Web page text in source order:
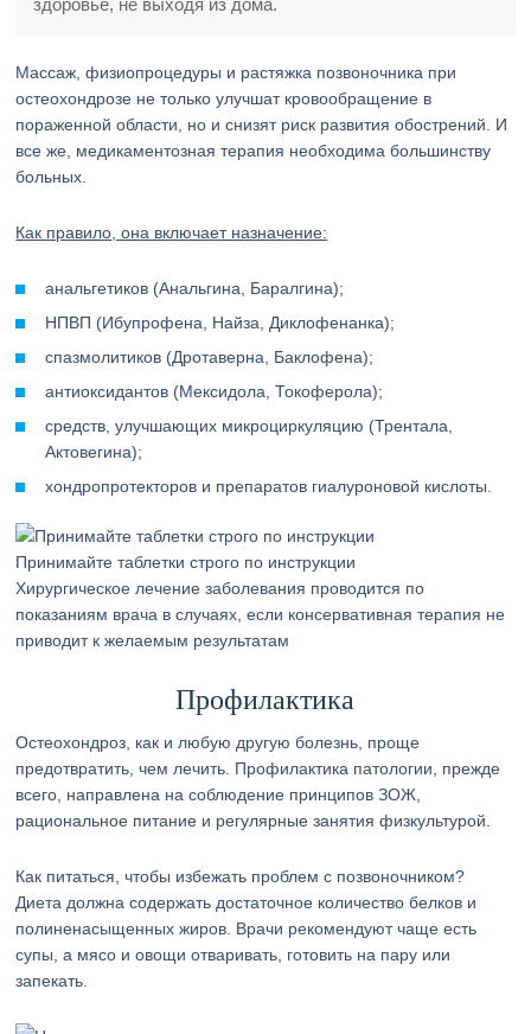
здоровье, не выходя из дома.
Массаж, физиопроцедуры и растяжка позвоночника при
остеохондрозе не только улучшат кровообращение в
пораженной области, но и снизят риск развития обострений. И
все же, медикаментозная терапия необходима большинству
больных.
Как правило, она включает назначение:
анальгетиков (Анальгина, Баралгина);
НПВП (Ибупрофена, Найза, Диклофенанка);
спазмолитиков (Дротаверна, Баклофена);
антиоксидантов (Мексидола, Токоферола);
средств, улучшающих микроциркуляцию (Трентала,
Актовегина);
хондропротекторов и препаратов гиалуроновой кислоты.
Принимайте таблетки строго по инструкции
Хирургическое лечение заболевания проводится по
показаниям врача в случаях, если консервативная терапия не
приводит к желаемым результатам
Профилактика
Остеохондроз, как и любую другую болезнь, проще
предотвратить, чем лечить. Профилактика патологии, прежде
всего, направлена на соблюдение принципов ЗОЖ,
рациональное питание и регулярные занятия физкультурой.
Как питаться, чтобы избежать проблем с позвоночником?
Диета должна содержать достаточное количество белков и
полиненасыщенных жиров. Врачи рекомендуют чаще есть
супы, а мясо и овощи отваривать, готовить на пару или
запекать.